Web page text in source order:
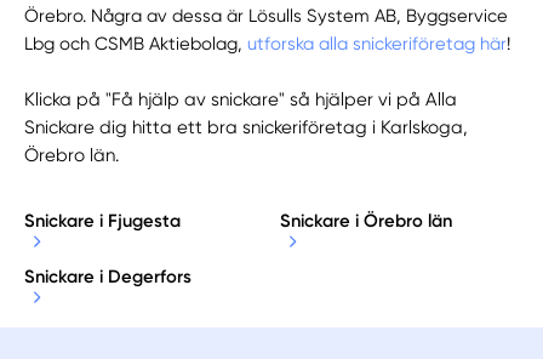
Örebro. Några av dessa är Lösulls System AB, Byggservice
Lbg och CSMB Aktiebolag,utforska alla snickeriföretag här!
Klicka på "Få hjälp av snickare" så hjälper vi på Alla
Snickare dig hitta ett bra snickeriföretag i Karlskoga,
Örebro län.
Snickare i Fjugesta Snickare i Örebro län
Snickare i Degerfors